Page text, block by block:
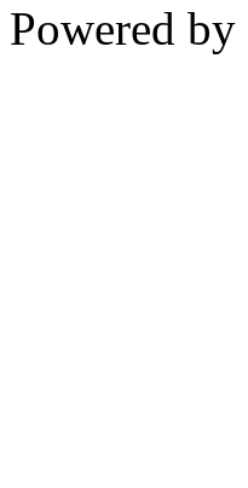
Powered by